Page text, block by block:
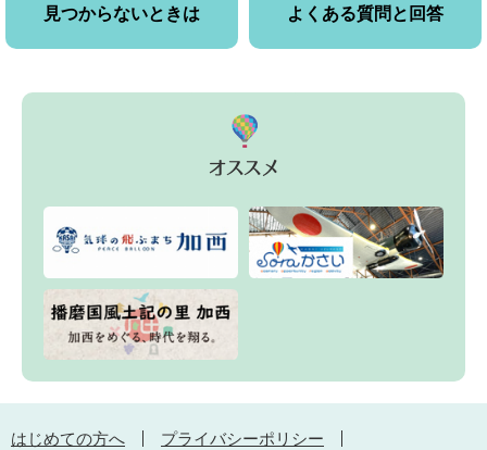
見つからないときは よくある質問と回答
はじめての方へ
プライバシーポリシー